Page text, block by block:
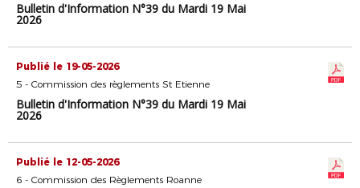
Bulletin d'Information N°39 du Mardi 19 Mai
2026
Publié le 19-05-2026
5 - Commission des règlements St Etienne
Bulletin d'Information N°39 du Mardi 19 Mai
2026
Publié le 12-05-2026
6 - Commission des Règlements Roanne